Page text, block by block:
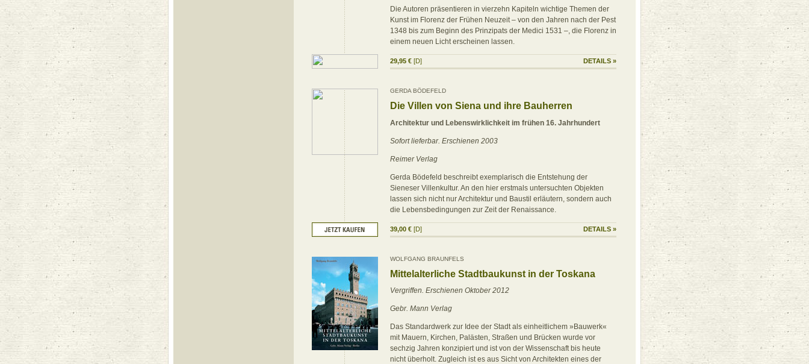
Die Autoren präsentieren in vierzehn Kapiteln wichtige Themen der
Kunst im Florenz der Frühen Neuzeit – von den Jahren nach der Pest
1348 bis zum Beginn des Prinzipats der Medici 1531 –, die Florenz in
einem neuen Licht erscheinen lassen.
29,95 € [D] DETAILS »
GERDA BÖDEFELD
Die Villen von Siena und ihre Bauherren
Architektur und Lebenswirklichkeit im frühen 16. Jahrhundert
Sofort lieferbar. Erschienen 2003
Reimer Verlag
Gerda Bödefeld beschreibt exemplarisch die Entstehung der
Sieneser Villenkultur. An den hier erstmals untersuchten Objekten
lassen sich nicht nur Architektur und Baustil erläutern, sondern auch
die Lebensbedingungen zur Zeit der Renaissance.
39,00 € [D] DETAILS »
WOLFGANG BRAUNFELS
Mittelalterliche Stadtbaukunst in der Toskana
Vergriffen. Erschienen Oktober 2012
Gebr. Mann Verlag
Das Standardwerk zur Idee der Stadt als einheitlichem »Bauwerk«
mit Mauern, Kirchen, Palästen, Straßen und Brücken wurde vor
sechzig Jahren konzipiert und ist von der Wissenschaft bis heute
nicht überholt. Zugleich ist es aus Sicht von Architekten eines der